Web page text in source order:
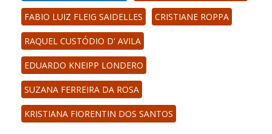
FABIO LUIZ FLEIG SAIDELLES CRISTIANE ROPPA
RAQUEL CUSTÓDIO D' AVILA
EDUARDO KNEIPP LONDERO
SUZANA FERREIRA DA ROSA
KRISTIANA FIORENTIN DOS SANTOS